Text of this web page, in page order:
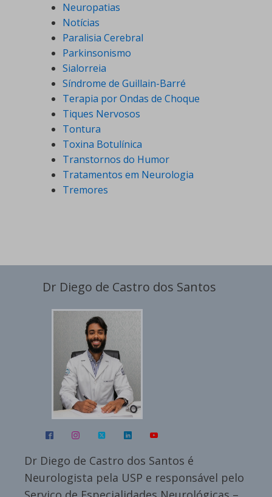
Neuropatias
Notícias
Paralisia Cerebral
Parkinsonismo
Sialorreia
Síndrome de Guillain-Barré
Terapia por Ondas de Choque
Tiques Nervosos
Tontura
Toxina Botulínica
Transtornos do Humor
Tratamentos em Neurologia
Tremores
Dr Diego de Castro dos Santos
Dr Diego de Castro dos Santos é
Neurologista pela USP e responsável pelo